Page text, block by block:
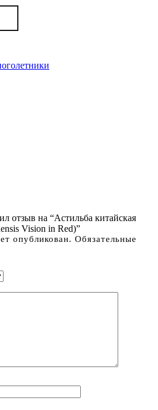
отзыв на “Астильба китайская
Vision in Red)”
опубликован. Обязательные